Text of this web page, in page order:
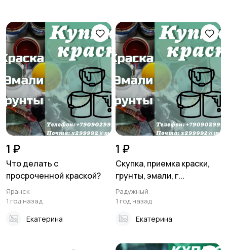
1 ₽
Что делать с
просроченной краской?
Яранск
1 год назад
Екатерина
1 ₽
Скупка, приемка краски,
грунты, эмали, г...
Радужный
1 год назад
Екатерина